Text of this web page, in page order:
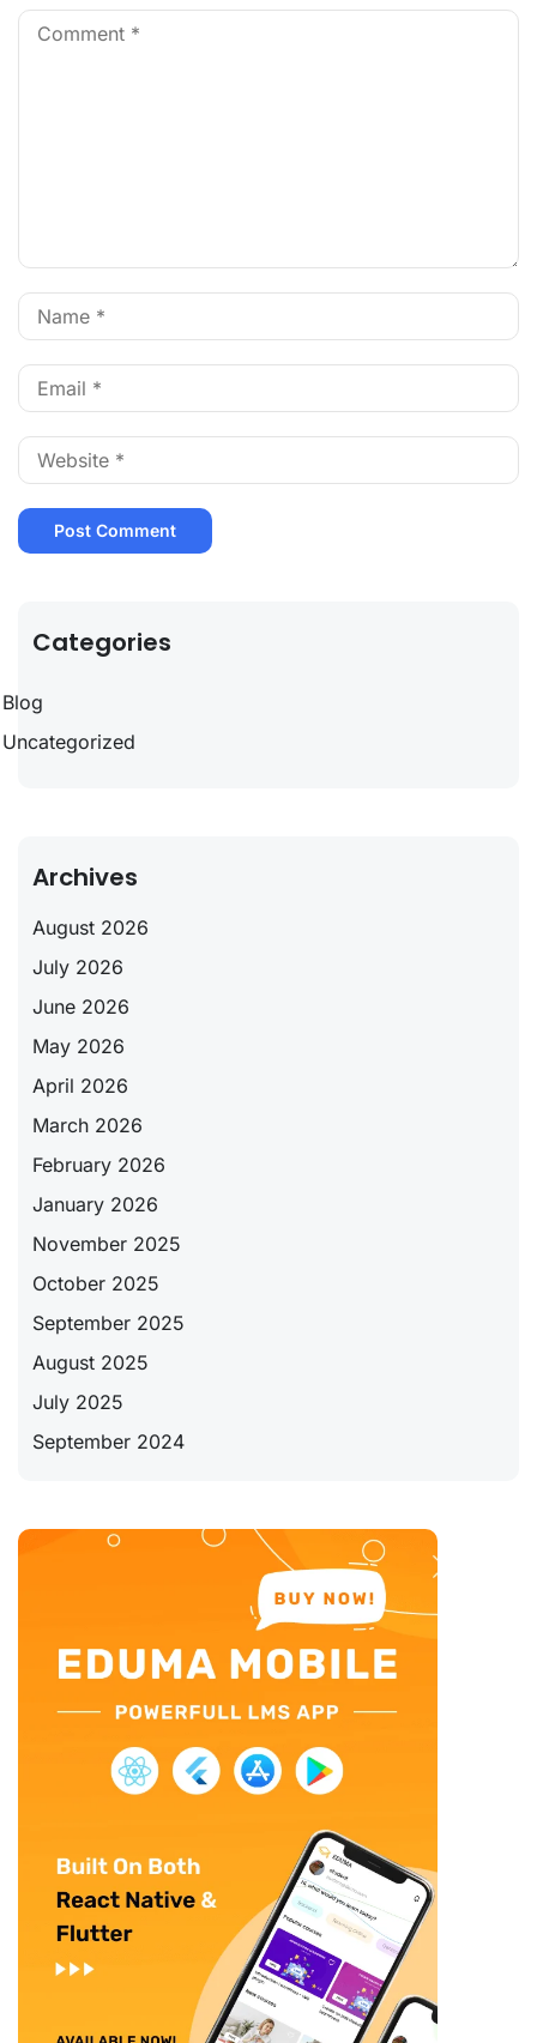
Categories
Blog
Uncategorized
Archives
August 2026
July 2026
June 2026
May 2026
April 2026
March 2026
February 2026
January 2026
November 2025
October 2025
September 2025
August 2025
July 2025
September 2024